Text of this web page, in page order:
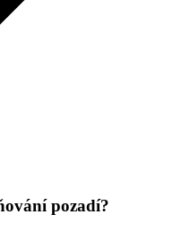
pozadí?